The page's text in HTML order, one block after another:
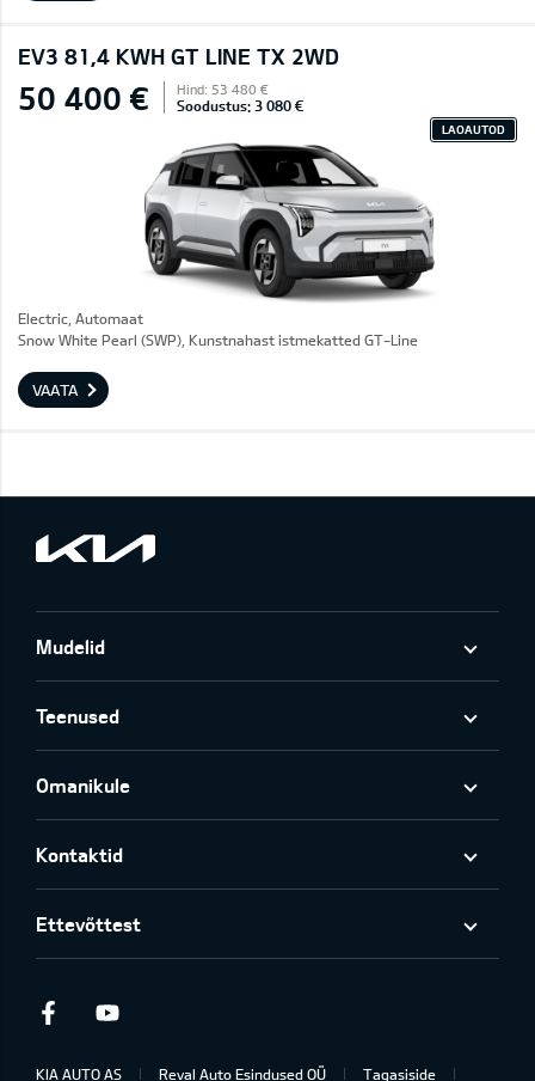
EV3 81,4 KWH GT LINE TX 2WD
50 400 € Hind: 53 480 €
Soodustus: 3 080 €
LAOAUTOD
Electric, Automaat
Snow White Pearl (SWP), Kunstnahast istmekatted GT-Line
VAATA
Mudelid
Teenused
Omanikule
Kontaktid
Ettevõttest
Facebook
KIA AUTO AS Reval Auto Esindused OÜ Tagasiside